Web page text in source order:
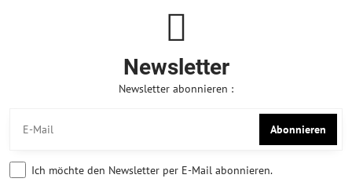
Newsletter
Newsletter abonnieren :
Abonnieren
Ich möchte den Newsletter per E-Mail abonnieren.